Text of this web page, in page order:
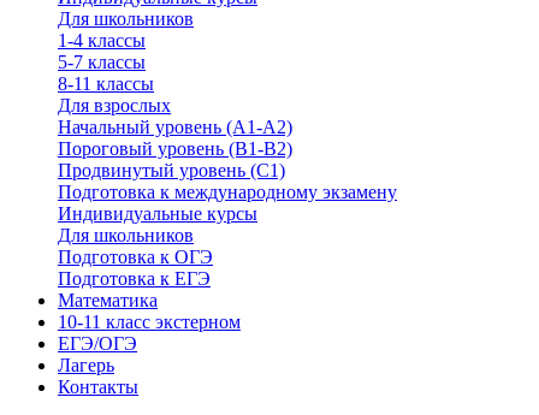
Для школьников
1-4 классы
5-7 классы
8-11 классы
Для взрослых
Начальный уровень (А1-А2)
Пороговый уровень (В1-В2)
Продвинутый уровень (С1)
Подготовка к международному экзамену
Индивидуальные курсы
Для школьников
Подготовка к ОГЭ
Подготовка к ЕГЭ
Математика
10-11 класс экстерном
ЕГЭ/ОГЭ
Лагерь
Контакты